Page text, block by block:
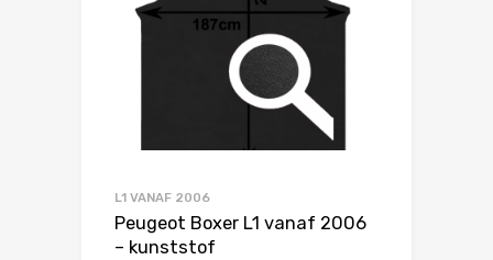
L1 VANAF 2006
Peugeot Boxer L1 vanaf 2006
– kunststof